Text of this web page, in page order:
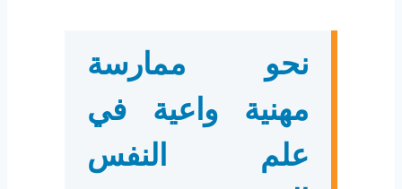
نحو ممارسة
مهنية واعية في
علم النفس